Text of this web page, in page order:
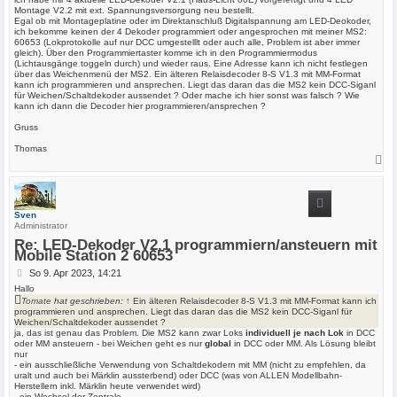
r
a
g
Montage V2.2 mit ext. Spannungsversorgung neu bestellt.
Egal ob mit Montageplatine oder im Direktanschluß Digitalspannung am LED-Deokoder,
ich bekomme keinen der 4 Dekoder programmiert oder angesprochen mit meiner MS2:
60653 (Lokprotokolle auf nur DCC umgestelllt oder auch alle, Problem ist aber immer
gleich). Über den Programmiertaster komme ich in den Programmiermodus
(Lichtausgänge toggeln durch) und wieder raus. Eine Adresse kann ich nicht festlegen
über das Weichenmenü der MS2. Ein älteren Relaisdecoder 8-S V1.3 mit MM-Format
kann ich programmieren und ansprechen. Liegt das daran das die MS2 kein DCC-Siganl
für Weichen/Schaltdekoder aussendet ? Oder mache ich hier sonst was falsch ? Wie
kann ich dann die Decoder hier programmieren/ansprechen ?
Gruss
Thomas
Sven
Administrator
Re: LED-Dekoder V2.1 programmiern/ansteuern mit
Mobile Station 2 60653
B
e
i
t
r
a
g
So 9. Apr 2023, 14:21
Hallo
Tomate hat geschrieben: ↑ Ein älteren Relaisdecoder 8-S V1.3 mit MM-Format kann ich
programmieren und ansprechen. Liegt das daran das die MS2 kein DCC-Siganl für
Weichen/Schaltdekoder aussendet ?
ja, das ist genau das Problem. Die MS2 kann zwar Loks individuell je nach Lok in DCC
oder MM ansteuern - bei Weichen geht es nurglobal in DCC oder MM. Als Lösung bleibt
nur
- ein ausschließliche Verwendung von Schaltdekodern mit MM (nicht zu empfehlen, da
uralt und auch bei Märklin aussterbend) oder DCC (was von ALLEN Modellbahn-
Herstellern inkl. Märklin heute verwendet wird)